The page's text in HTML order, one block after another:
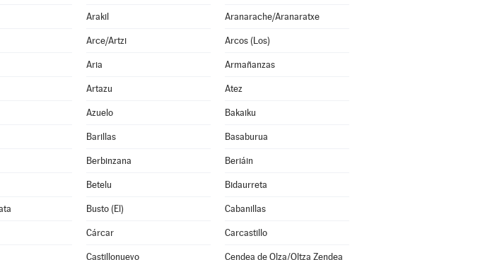
Arakil Aranarache/Aranaratxe
Arce/Artzi Arcos (Los)
Aria Armañanzas
Artazu Atez
Azuelo Bakaiku
Barillas Basaburua
Berbinzana Beriáin
Betelu Bidaurreta
Busto (El) Cabanillas
Cárcar Carcastillo
Castillonuevo Cendea de Olza/Oltza Zendea